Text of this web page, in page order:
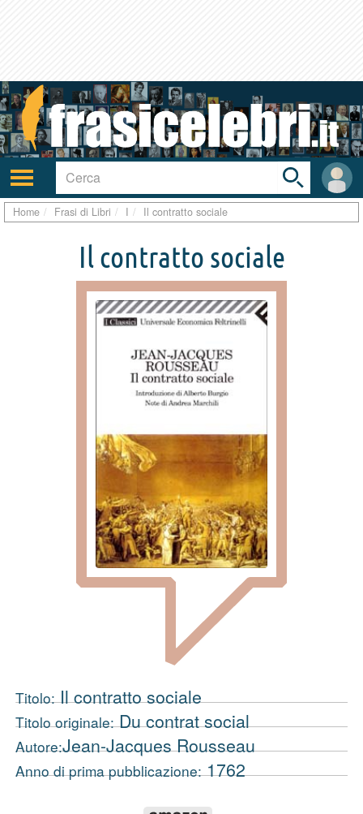
Attiva/disattiva
navigazione
User
area
Toggle
search
bar
Home Frasi di Libri I Il contratto sociale
Il contratto sociale
Titolo:Il contratto sociale
Titolo originale:Du contrat social
Autore:Jean-Jacques Rousseau
Anno di prima pubblicazione:1762